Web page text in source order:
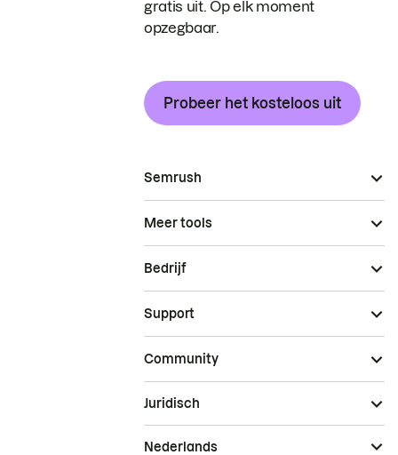
gratis uit. Op elk moment
opzegbaar.
Probeer het kosteloos uit
Semrush
Meer tools
Bedrijf
Support
Community
Juridisch
Nederlands